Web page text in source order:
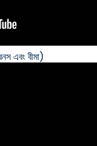
এবং বীমা)